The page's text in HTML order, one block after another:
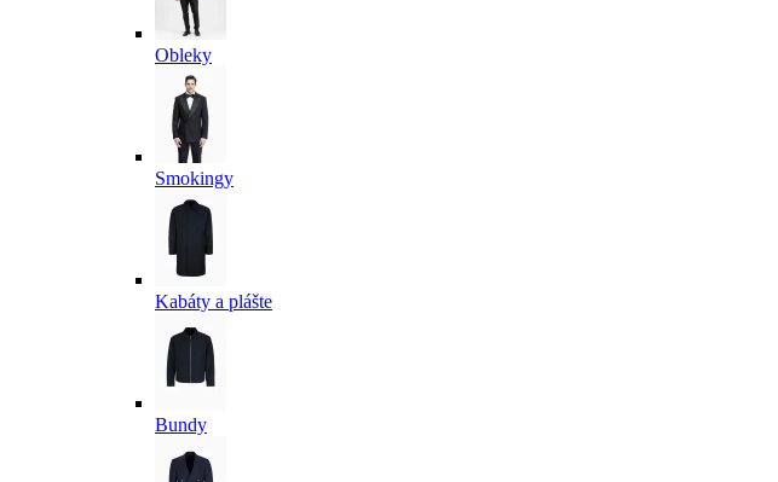
Obleky
Smokingy
Kabáty a plášte
Bundy